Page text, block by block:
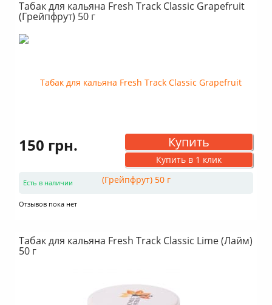
Табак для кальяна Fresh Track Classic Grapefruit
(Грейпфрут) 50 г
150 грн. Купить
Купить в 1 клик
Есть в наличии
Отзывов пока нет
Табак для кальяна Fresh Track Classic Lime (Лайм)
50 г